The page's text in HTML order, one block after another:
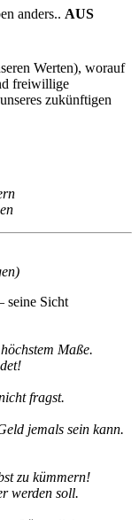
anders.. AUS
Werten), worauf
freiwillige
zukünftigen
seine Sicht
Maße.
fragst.
jemals sein kann.
zu kümmern!
werden soll.